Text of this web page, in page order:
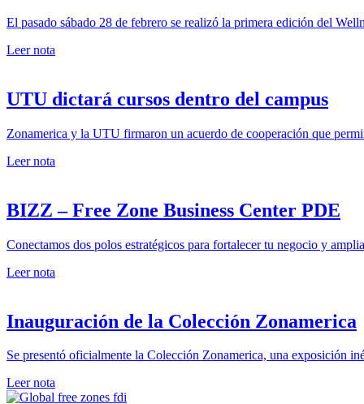
El pasado sábado 28 de febrero se realizó la primera edición del
Leer nota
UTU dictará cursos dentro del campus
Zonamerica y la UTU firmaron un acuerdo de cooperación que
Leer nota
BIZZ – Free Zone Business Center PDE
Conectamos dos polos estratégicos para fortalecer tu negocio y
Leer nota
Inauguración de la Colección Zonamerica
Se presentó oficialmente la Colección Zonamerica, una exposición
Leer nota